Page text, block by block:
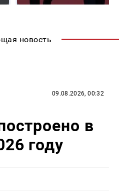
новость
09.08.2026, 00:32
в
году